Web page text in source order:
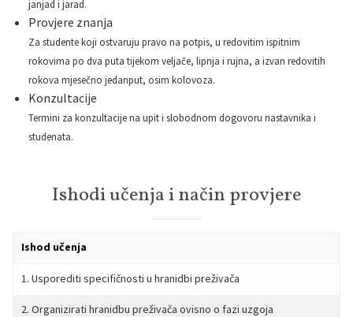
janjad i jarad.
Provjere znanja
Za studente koji ostvaruju pravo na potpis, u redovitim ispitnim
rokovima po dva puta tijekom veljače, lipnja i rujna, a izvan redovitih
rokova mjesečno jedanput, osim kolovoza.
Konzultacije
Termini za konzultacije na upit i slobodnom dogovoru nastavnika i
studenata.
Ishodi učenja i način provjere
Ishod učenja
1. Usporediti specifičnosti u hranidbi preživača
2. Organizirati hranidbu preživača ovisno o fazi uzgoja